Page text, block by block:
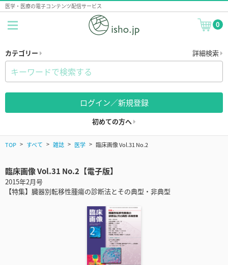
医学・医療の電子コンテンツ配信サービス
0
カテゴリー 詳細検索
ログイン／新規登録
初めての方へ
TOP すべて 雑誌 医学 臨床画像 Vol.31 No.2
臨床画像 Vol.31 No.2【電子版】
2015年2月号
【特集】臓器別転移性腫瘍の診断法とその典型・非典型